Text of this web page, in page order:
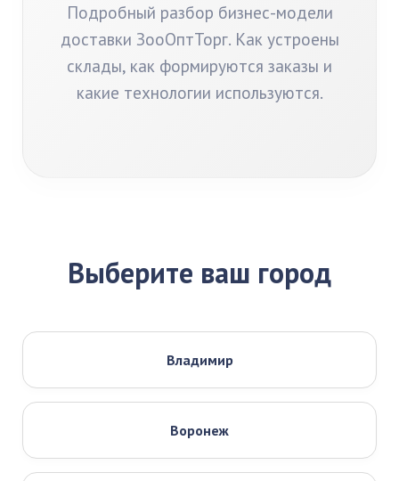
Подробный разбор бизнес-модели
доставки ЗооОптТорг. Как устроены
склады, как формируются заказы и
какие технологии используются.
Выберите ваш город
Владимир
Воронеж